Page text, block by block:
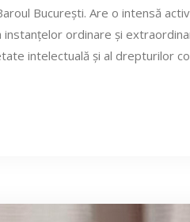
București. Are o intensă
ordinare și
intelectuală și al drepturilor